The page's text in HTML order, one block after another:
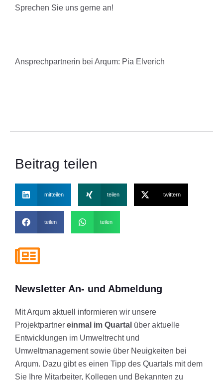
Sprechen Sie uns gerne an!
Ansprechpartnerin bei Arqum: Pia Elverich
Beitrag teilen
mitteilen teilen twittern
teilen teilen
Newsletter An- und Abmeldung
Mit Arqum aktuell informieren wir unsere
Projektpartner einmal im Quartal über aktuelle
Entwicklungen im Umweltrecht und
Umweltmanagement sowie über Neuigkeiten bei
Arqum. Dazu gibt es einen Tipp des Quartals mit dem
Sie Ihre Mitarbeiter, Kollegen und Bekannten zu